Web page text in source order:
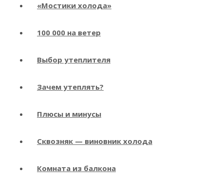
«Мостики холода»
100 000 на ветер
Выбор утеплителя
Зачем утеплять?
Плюсы и минусы
Сквозняк — виновник холода
Комната из балкона